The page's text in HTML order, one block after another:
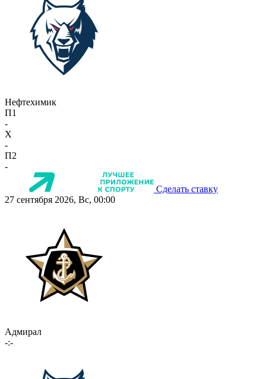
Нефтехимик
П1
-
X
-
П2
-
Сделать ставку
27 сентября 2026, Вс, 00:00
Адмирал
-:-